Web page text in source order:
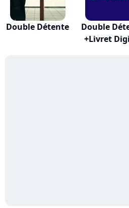
Double Détente
Double
+Livret